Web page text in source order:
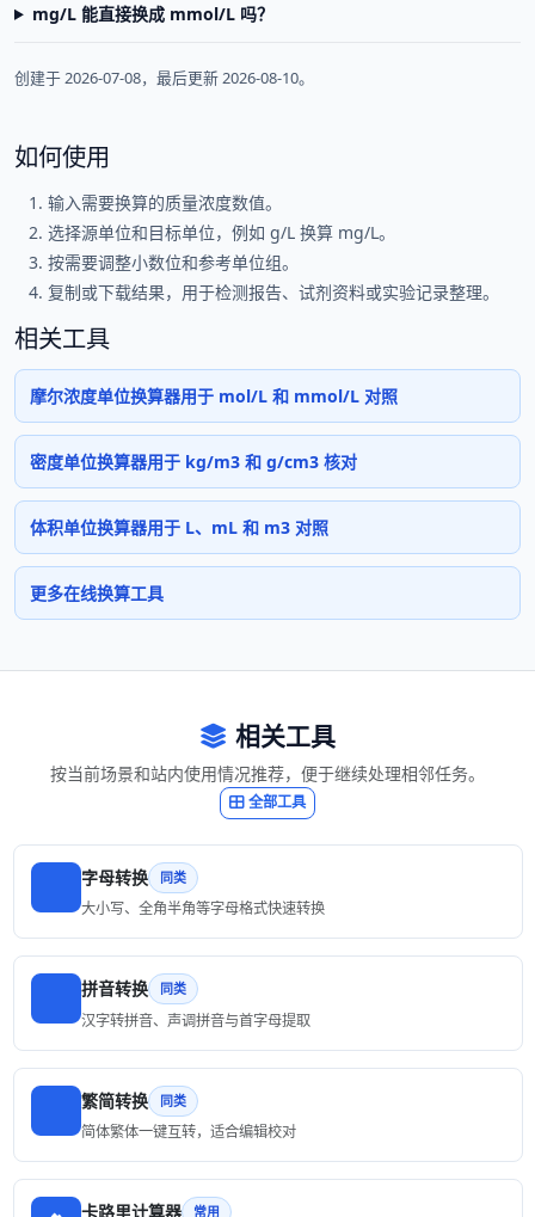
mg/L 能直接换成 mmol/L 吗？
创建于 2026-07-08，最后更新 2026-08-10。
如何使用
输入需要换算的质量浓度数值。
选择源单位和目标单位，例如 g/L 换算 mg/L。
按需要调整小数位和参考单位组。
复制或下载结果，用于检测报告、试剂资料或实验记录整理。
相关工具
摩尔浓度单位换算器用于 mol/L 和 mmol/L 对照
密度单位换算器用于 kg/m3 和 g/cm3 核对
体积单位换算器用于 L、mL 和 m3 对照
更多在线换算工具
相关工具
按当前场景和站内使用情况推荐，便于继续处理相邻任务。
全部工具
字母转换 同类
大小写、全角半角等字母格式快速转换
拼音转换 同类
汉字转拼音、声调拼音与首字母提取
繁简转换 同类
简体繁体一键互转，适合编辑校对
卡路里计算器 常用